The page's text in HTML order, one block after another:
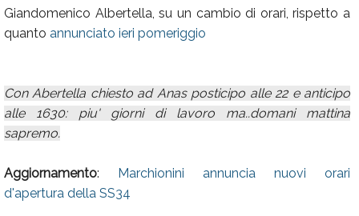
Annunci
Giandomenico Albertella, su un cambio di orari, rispetto a
quanto annunciato ieri pomeriggio
Con Abertella chiesto ad Anas posticipo alle 22 e anticipo
alle 1630: piu' giorni di lavoro ma..domani mattina
sapremo.
Aggiornamento: Marchionini annuncia nuovi orari
d'apertura della SS34